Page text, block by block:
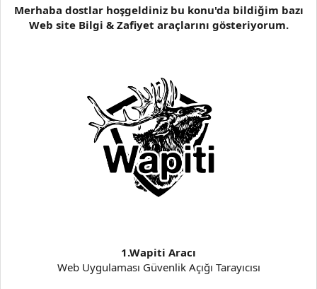
l
a
r
i
e
Merhaba dostlar hoşgeldiniz bu konu'da bildiğim bazı
Web site Bilgi & Zafiyet araçlarını gösteriyorum.
1.Wapiti Aracı
Web Uygulaması Güvenlik Açığı Tarayıcısı